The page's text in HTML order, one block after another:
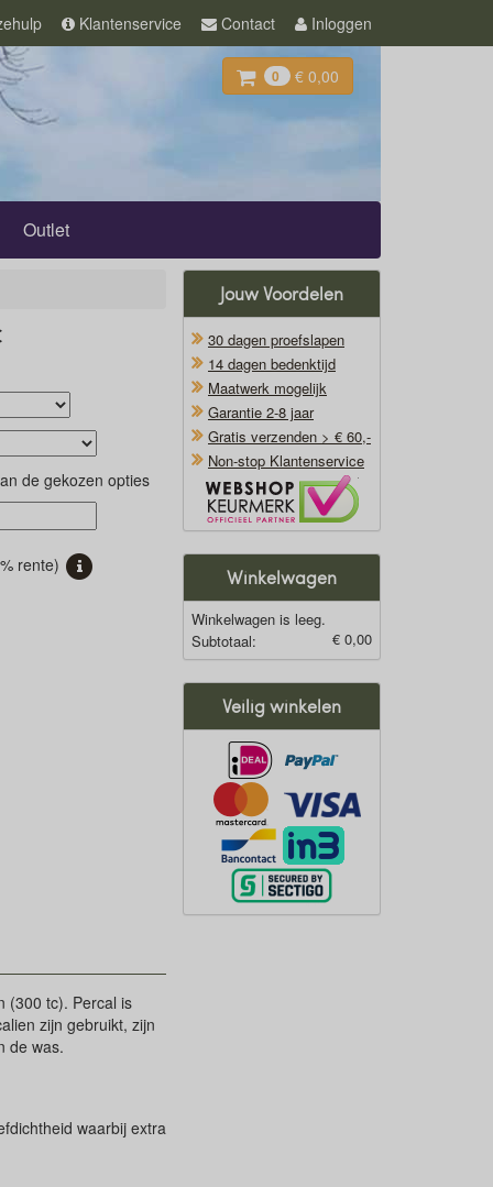
Klantenservice Contact Inloggen
0 € 0,00
Outlet
de gekozen opties
rente)
(300 tc). Percal is
zijn gebruikt, zijn
de was.
waarbij extra
Jouw Voordelen
30 dagen proefslapen
14 dagen bedenktijd
Maatwerk mogelijk
Garantie 2-8 jaar
Gratis verzenden > € 60,-
Non-stop Klantenservice
Winkelwagen
Winkelwagen is leeg.
Subtotaal:
€ 0,00
Veilig winkelen